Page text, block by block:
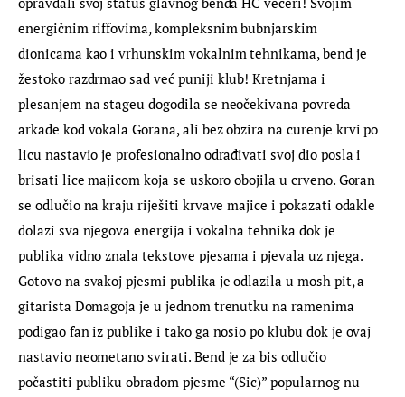
energičnim riffovima, kompleksnim bubnjarskim
dionicama kao i vrhunskim vokalnim tehnikama, bend je
žestoko razdrmao sad već puniji klub! Kretnjama i
plesanjem na stageu dogodila se neočekivana povreda
arkade kod vokala Gorana, ali bez obzira na curenje krvi po
licu nastavio je profesionalno odrađivati svoj dio posla i
brisati lice majicom koja se uskoro obojila u crveno. Goran
se odlučio na kraju riješiti krvave majice i pokazati odakle
dolazi sva njegova energija i vokalna tehnika dok je
publika vidno znala tekstove pjesama i pjevala uz njega.
Gotovo na svakoj pjesmi publika je odlazila u mosh pit, a
gitarista Domagoja je u jednom trenutku na ramenima
podigao fan iz publike i tako ga nosio po klubu dok je ovaj
nastavio neometano svirati. Bend je za bis odlučio
počastiti publiku obradom pjesme “(Sic)” popularnog nu